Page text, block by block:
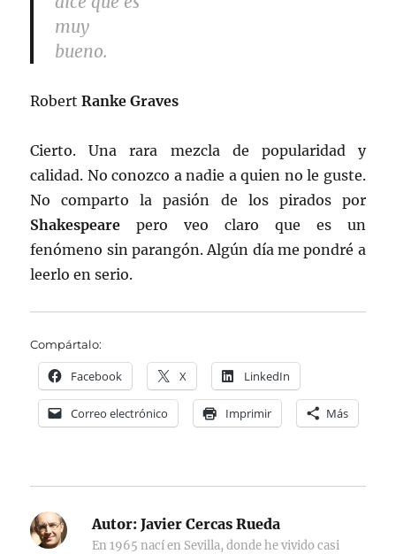
muy
bueno.
RobertRanke Graves
Cierto. Una rara mezcla de popularidad y
calidad. No conozco a nadie a quien no le guste.
No comparto la pasión de los pirados por
Shakespearepero veo claro que es un
fenómeno sin parangón. Algún día me pondré a
leerlo en serio.
Compártalo:
Facebook X LinkedIn
Correo electrónico Imprimir Más
Autor: Javier Cercas Rueda
En 1965 nací en Sevilla, donde he vivido casi